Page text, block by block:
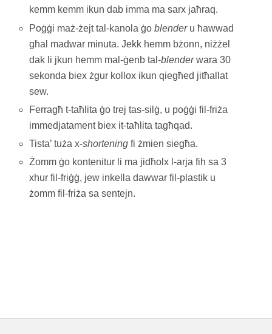
kemm kemm ikun dab imma ma sarx jaħraq.
Poġġi maż-żejt tal-kanola ġoblenderu ħawwad
għal madwar minuta. Jekk hemm bżonn, niżżel
dak li jkun hemm mal-ġenb tal-blenderwara 30
sekonda biex żgur kollox ikun qiegħed jitħallat
sew.
Ferragħ t-taħlita ġo trej tas-silġ, u poġġi fil-friża
immedjatament biex it-taħlita tagħqad.
Tista’ tuża x-shortening fi żmien siegħa.
Żomm ġo kontenitur li ma jidħolx l-arja fih sa 3
xhur fil-friġġ, jew inkella dawwar fil-plastik u
żomm fil-friża sa sentejn.